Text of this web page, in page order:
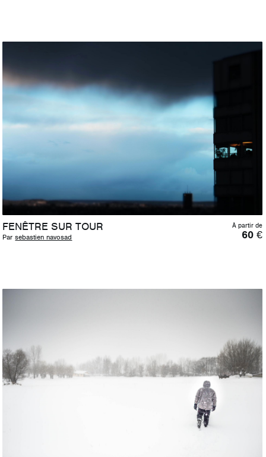
FENÊTRE SUR TOUR
Par sebastien navosad
À partir de
60€